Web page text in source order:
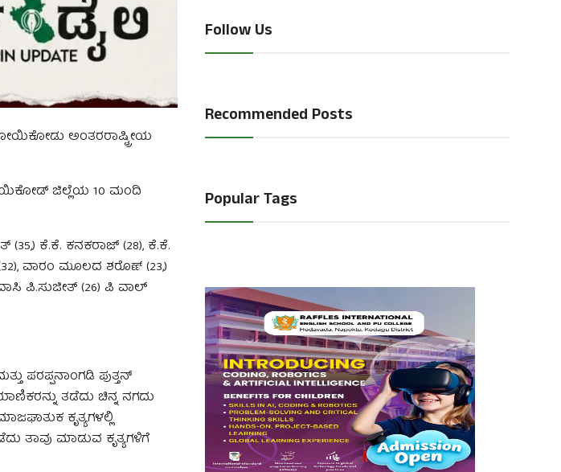
ಅಂತರರಾಷ್ಟ್ರೀಯ
ಜಿಲ್ಲೆಯ 10 ಮಂದಿ
ಕೆ.ಕೆ. ಕನಕರಾಜ್ (28), ಕೆ.ಕೆ.
ವಾರಂ ಮೂಲದ ಶರೊಣ್ (23,)
ಪಿ.ಸುಜೀತ್ (26) ಪಿ ವಾಲ್
ಪರಪ್ಪನಾಂಗಡಿ ಪುತ್ತನ್
ತಡೆದು ಚಿನ್ನ ನಗದು
ಕೃತ್ಯಗಳಲ್ಲಿ
ತಾವು ಮಾಡುವ ಕೃತ್ಯಗಳಿಗೆ
Follow Us
Recommended Posts
Popular Tags